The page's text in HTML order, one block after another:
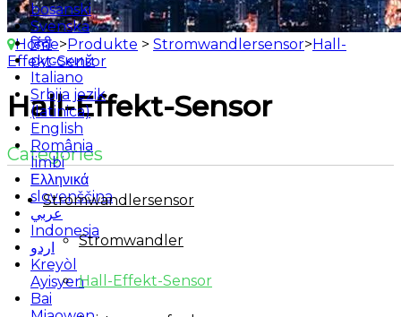
bosanski
Svenska
हिंदी
русский
Italiano
Srbija jezik
(latinica)
English
România
limbi
Ελληνικά
slovenščina
عربي
Indonesia
اردو
Kreyòl
Ayisyen
Bai
Home>Produkte > Stromwandlersensor>Hall-
Effekt-Sensor
Hall-Effekt-Sensor
Categories
Stromwandlersensor
Stromwandler
Hall-Effekt-Sensor